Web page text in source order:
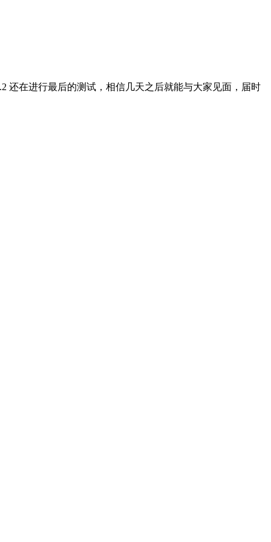
还在进行最后的测试，相信几天之后就能与大家见面，届时